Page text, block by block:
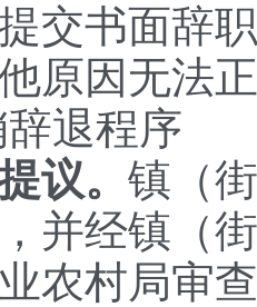
交书面辞
他原因无法
退程序‌
议。 镇（
并经镇（
农村局审